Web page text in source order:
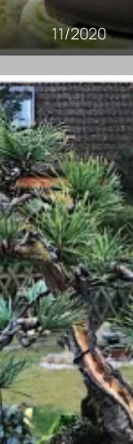
11/2020